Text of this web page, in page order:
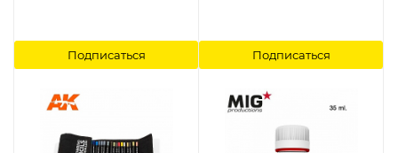
Подписаться Подписаться